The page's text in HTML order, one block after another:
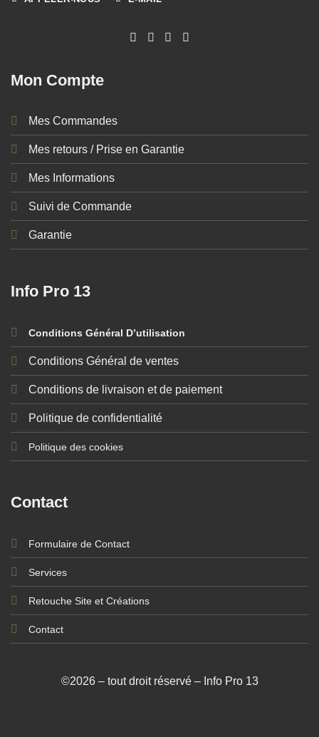
Mon Compte
Mes Commandes
Mes retours / Prise en Garantie
Mes Informations
Suivi de Commande
Garantie
Info Pro 13
Conditions Général D’utilisation
Conditions Général de ventes
Conditions de livraison et de paiement
Politique de confidentialité
Politique des cookies
Contact
Formulaire de Contact
Services
Retouche Site et Créations
Contact
©2026 – tout droit réservé – Info Pro 13